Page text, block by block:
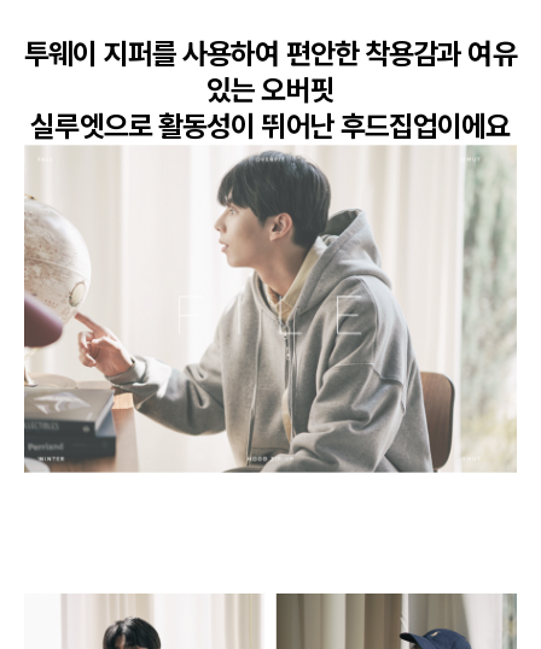
투웨이 지퍼를 사용하여 편안한 착용감과 여유
있는 오버핏
실루엣으로 활동성이 뛰어난 후드집업이에요